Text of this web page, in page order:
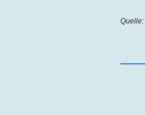
Quelle: